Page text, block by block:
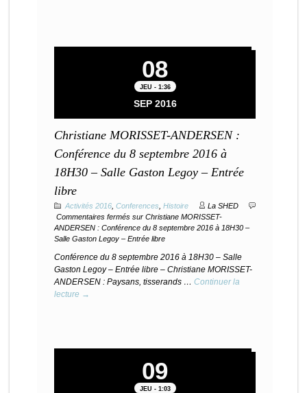
08
JEU - 1:36
SEP 2016
Christiane MORISSET-ANDERSEN :
Conférence du 8 septembre 2016 à
18H30 – Salle Gaston Legoy – Entrée
libre
Activités 2016 Conferences Histoire
La SHED
Commentaires fermés sur Christiane MORISSET-
ANDERSEN : Conférence du 8 septembre 2016 à 18H30 –
Salle Gaston Legoy – Entrée libre
Conférence du 8 septembre 2016 à 18H30 – Salle
Gaston Legoy – Entrée libre – Christiane MORISSET-
ANDERSEN : Paysans, tisserands … Continuer la
lecture →
09
JEU - 1:03